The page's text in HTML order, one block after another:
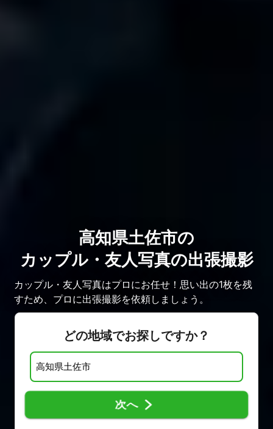
高知県土佐市の
カップル・友人写真の出張撮影
カップル・友人写真はプロにお任せ！思い出の1枚を残
すため、プロに出張撮影を依頼しましょう。
どの地域でお探しですか？
次へ